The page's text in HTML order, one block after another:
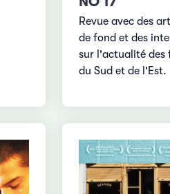
Revue avec des
de fond et des
sur l'actualité des
du Sud et de l'Est.